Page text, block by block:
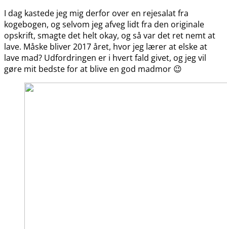
I dag kastede jeg mig derfor over en rejesalat fra
kogebogen, og selvom jeg afveg lidt fra den originale
opskrift, smagte det helt okay, og så var det ret nemt at
lave. Måske bliver 2017 året, hvor jeg lærer at elske at
lave mad? Udfordringen er i hvert fald givet, og jeg vil
gøre mit bedste for at blive en god madmor 😉